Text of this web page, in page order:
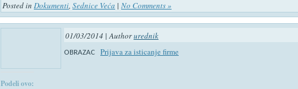
Posted in Dokumenti, Sednice Veća | No Comments »
01/03/2014 | Authorurednik
OBRAZAC Prijava za isticanje firme
Podeli ovo: